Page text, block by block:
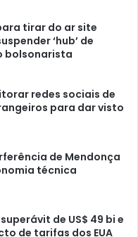
tirar do ar site
‘hub’ de
bolsonarista
redes sociais de
para dar visto
de Mendonça
técnica
de US$ 49 bi e
de tarifas dos EUA